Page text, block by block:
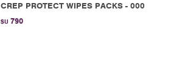
CREP PROTECT WIPES PACKS - 000
$U 790